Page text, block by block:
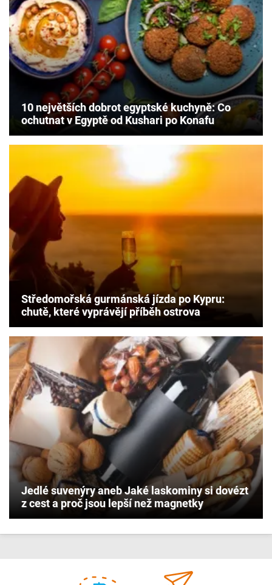
10 největších dobrot egyptské kuchyně: Co
ochutnat v Egyptě od Kushari po Konafu
Středomořská gurmánská jízda po Kypru:
chutě, které vyprávějí příběh ostrova
Jedlé suvenýry aneb Jaké laskominy si dovézt
z cest a proč jsou lepší než magnetky